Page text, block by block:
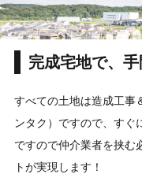
完成宅地で、
すべての土地は造成工事
ンタク）ですので、すぐ
ですので仲介業者を挟む
トが実現します！